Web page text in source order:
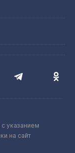
указанием
на сайт